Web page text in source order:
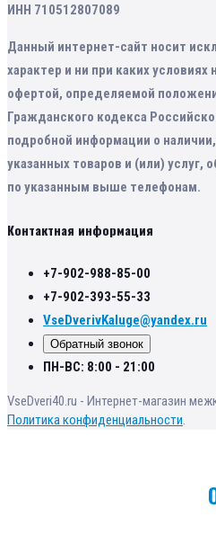
ИНН 710512807089
Данный интернет-сайт носит
характер и ни при каких условиях
офертой, определяемой
Гражданского кодекса
подробной информации о
указанных товаров и (или)
по указанным выше телефонам.
Контактная информация
+7-902-988-85-00
+7-902-393-55-33
VseDverivKaluge@yandex.ru
Обратный звонок
ПН-ВС: 8:00 - 21:00
VseDveri40.ru - Интернет-магазин
Политика конфиденциальности.